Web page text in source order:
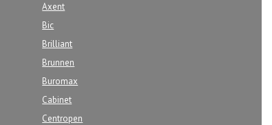
Axent
Bic
Brilliant
Brunnen
Buromax
Cabinet
Centropen